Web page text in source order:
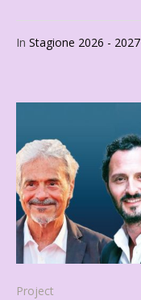
In Stagione 2026 - 2027
Project